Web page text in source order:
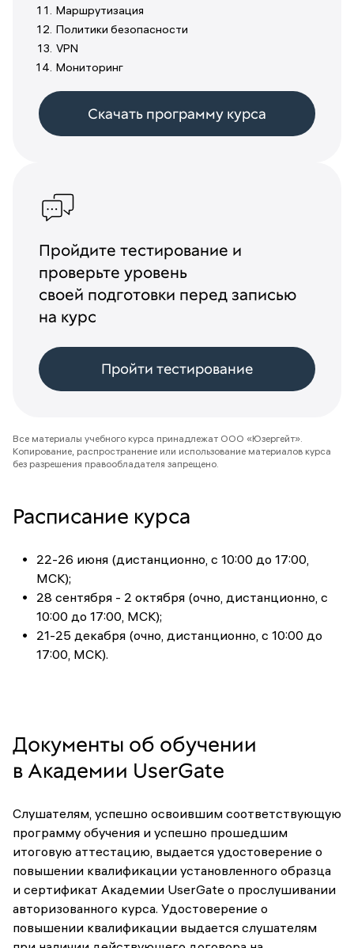
Маршрутизация
Политики безопасности
VPN
Мониторинг
Скачать программу курса
Пройдите тестирование и
проверьте уровень
своей подготовки перед записью
на курс
Пройти тестирование
Все материалы учебного курса принадлежат ООО «Юзергейт».
Копирование, распространение или использование материалов курса
без разрешения правообладателя запрещено.
Расписание курса
22-26 июня (дистанционно, с 10:00 до 17:00,
МСК);
28 сентября - 2 октября (очно, дистанционно, с
10:00 до 17:00, МСК);
21-25 декабря (очно, дистанционно, с 10:00 до
17:00, МСК).
Документы об обучении
в Академии UserGate
Слушателям, успешно освоившим соответствующую
программу обучения и успешно прошедшим
итоговую аттестацию, выдается удостоверение о
повышении квалификации установленного образца
и сертификат Академии UserGate о прослушивании
авторизованного курса. Удостоверение о
повышении квалификации выдается слушателям